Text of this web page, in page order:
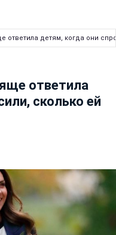
ответила детям, когда они
ответила
сколько ей